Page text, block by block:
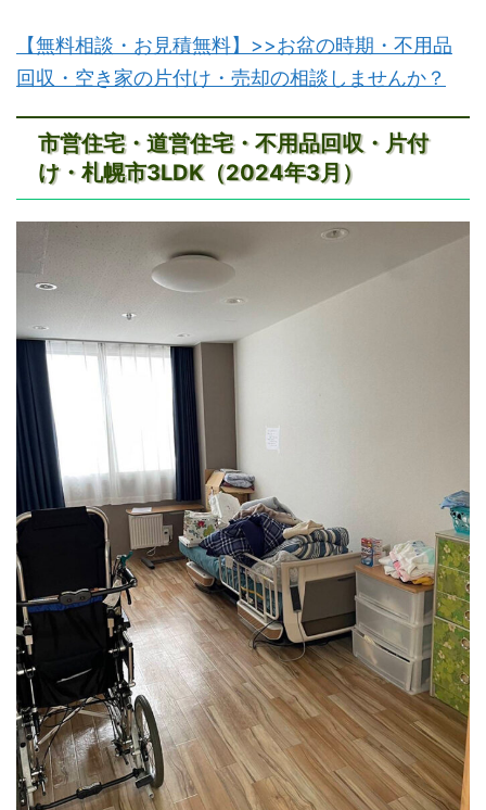
【無料相談・お見積無料】>>お盆の時期・不用品
回収・空き家の片付け・売却の相談しませんか？
市営住宅・道営住宅・不用品回収・片付
け・札幌市3LDK（2024年3月）